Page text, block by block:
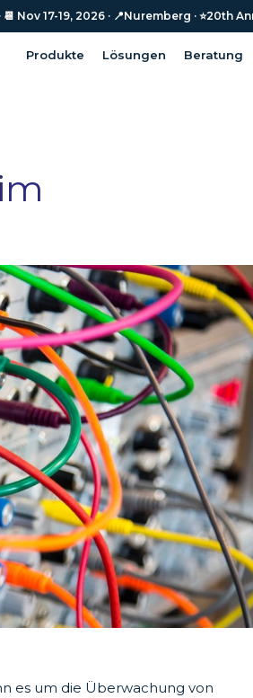
Nov 17-19, 2026 · 📍Nuremberg · ⭐️20th
Produkte Lösungen Beratung
17-19, 2026 · 📍Nuremberg · ⭐️20th
es um die Überwachung von